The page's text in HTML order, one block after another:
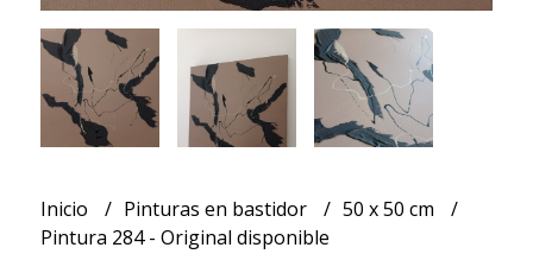
Inicio Pinturas en bastidor
50 x 50 cm
Pintura 284 - Original disponible